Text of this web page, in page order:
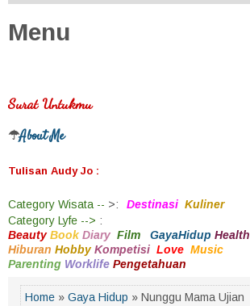
Menu
Surat Untukmu
☂About Me
Tulisan Audy Jo :
Category Wisata -- >: Destinasi Kuliner
Category Lyfe --> :
Beauty Book Diary Film GayaHidup Health
Hiburan Hobby Kompetisi Love Music
Parenting Worklife Pengetahuan
Home » Gaya Hidup » Nunggu Mama Ujian